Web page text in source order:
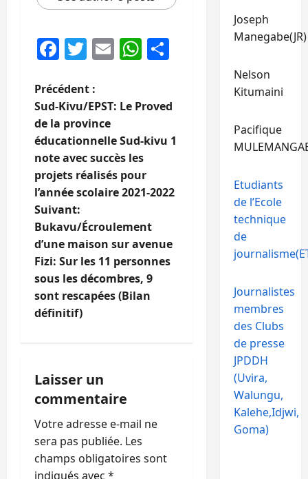
Facebook
Twitter
EmailWhatsApp
Partager
N
a
v
i
g
a
t
i
o
d
’
a
r
Précédent :
Sud-Kivu/EPST: Le Proved
de la province
éducationnelle Sud-kivu 1
note avec succès les
projets réalisés pour
l’année scolaire 2021-2022
Suivant:
Bukavu/Écroulement
d’une maison sur avenue
Fizi: Sur les 11 personnes
sous les décombres, 9
sont rescapées (Bilan
définitif)
Laisser un
commentaire
Votre adresse e-mail ne
sera pas publiée. Les
champs obligatoires sont
indiqués avec *
Joseph
Manegabe(JR)
Nelson
Kitumaini
Pacifique
Etudiants
de l’Ecole
technique
de
Journalistes
membres
des Clubs
de presse
JPDDH
(Uvira,
Walungu,
Kalehe,Idjwi,
Goma)